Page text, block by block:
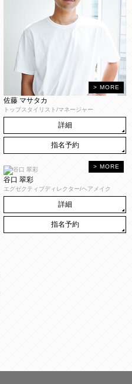
佐藤 マサタカ
トップスタイリスト/マネージャー
詳細
指名予約
谷口 翠彩
エグゼクティブディレクター/ヘアメイク
詳細
指名予約